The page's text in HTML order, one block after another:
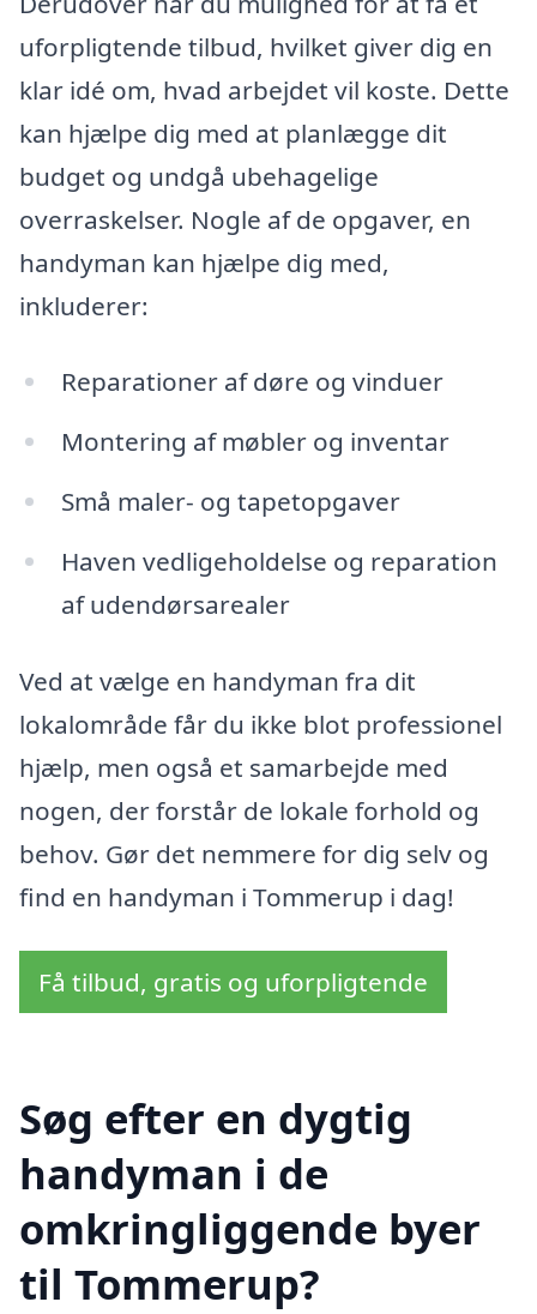
uforpligtende tilbud, hvilket giver dig en
klar idé om, hvad arbejdet vil koste. Dette
kan hjælpe dig med at planlægge dit
budget og undgå ubehagelige
overraskelser. Nogle af de opgaver, en
handyman kan hjælpe dig med,
inkluderer:
Reparationer af døre og vinduer
Montering af møbler og inventar
Små maler- og tapetopgaver
Haven vedligeholdelse og reparation
af udendørsarealer
Ved at vælge en handyman fra dit
lokalområde får du ikke blot professionel
hjælp, men også et samarbejde med
nogen, der forstår de lokale forhold og
behov. Gør det nemmere for dig selv og
find en handyman i Tommerup i dag!
Få tilbud, gratis og uforpligtende
Søg efter en dygtig
handyman i de
omkringliggende byer
til Tommerup?